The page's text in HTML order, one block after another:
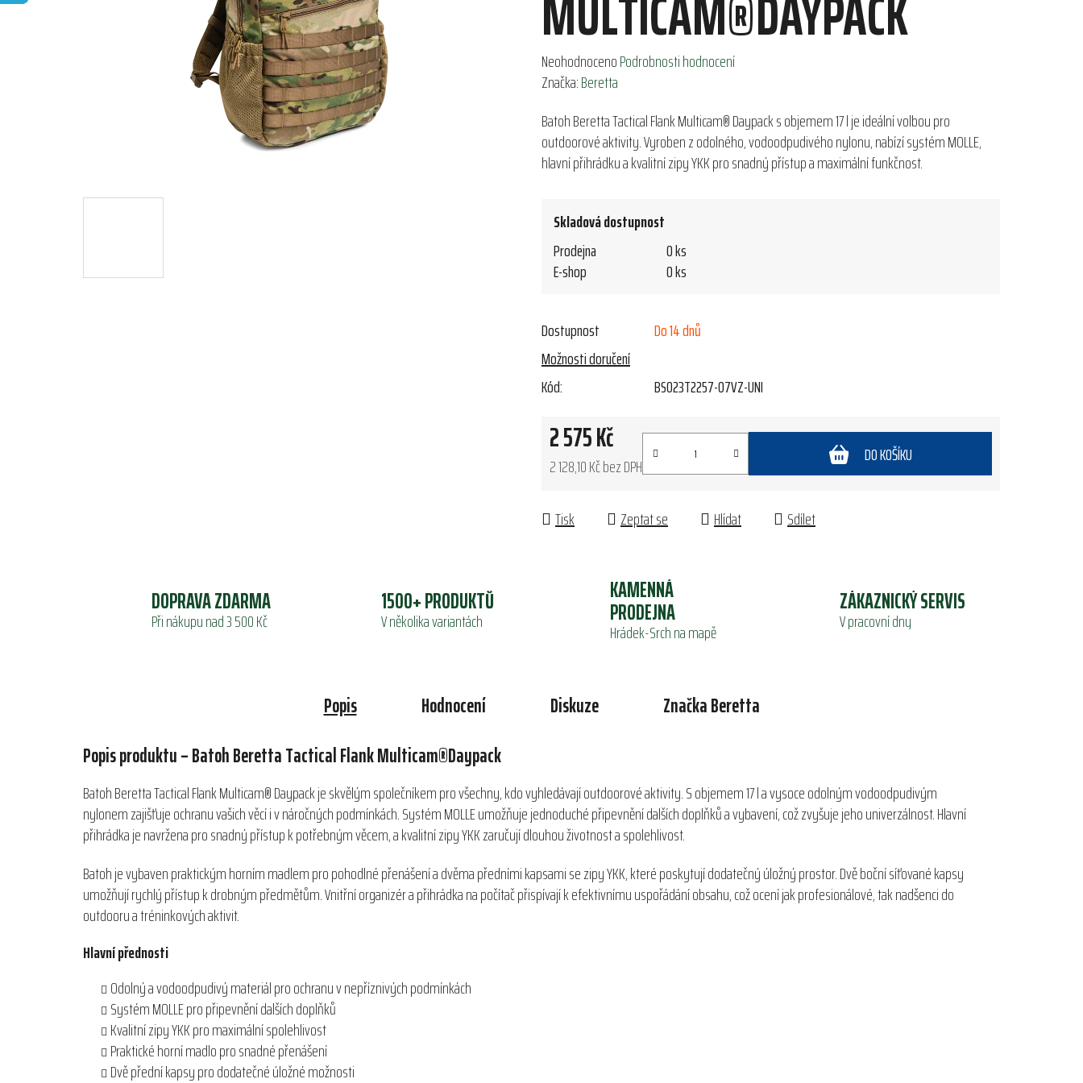
Průměrné
hodnocení
je
0,0
z
NeohodnocenoPodrobnosti hodnocení
Značka:Beretta
Batoh Beretta Tactical Flank Multicam® Daypack s objemem 17 l je ideální volbou pro
outdoorové aktivity. Vyroben z odolného, vodoodpudivého nylonu, nabízí systém MOLLE,
hlavní přihrádku a kvalitní zipy YKK pro snadný přístup a maximální funkčnost.
Skladová dostupnost
Prodejna
0 ks
E-shop
0 ks
Dostupnost
Do 14 dnů
Možnosti doručení
Kód:
BS023T2257-07VZ-UNI
2 575 Kč
2 128,10 Kč bez DPH
DO KOŠÍKU
Tisk Zeptat se Hlídat Sdílet
DOPRAVA ZDARMA
Při nákupu nad 3 500 Kč
1500+ PRODUKTŮ
V několika variantách
KAMENNÁ
PRODEJNA
Hrádek-Srch na mapě
ZÁKAZNICKÝ SERVIS
V pracovní dny
Popis Hodnocení Diskuze ZnačkaBeretta
Popis produktu – Batoh Beretta Tactical Flank Multicam®Daypack
Batoh Beretta Tactical Flank Multicam® Daypack je skvělým společníkem pro všechny, kdo vyhledávají outdoorové aktivity. S objemem 17 l a vysoce odolným vodoodpudivým
nylonem zajišťuje ochranu vašich věcí i v náročných podmínkách. Systém MOLLE umožňuje jednoduché připevnění dalších doplňků a vybavení, což zvyšuje jeho univerzálnost. Hlavní
přihrádka je navržena pro snadný přístup k potřebným věcem, a kvalitní zipy YKK zaručují dlouhou životnost a spolehlivost.
Batoh je vybaven praktickým horním madlem pro pohodlné přenášení a dvěma předními kapsami se zipy YKK, které poskytují dodatečný úložný prostor. Dvě boční síťované kapsy
umožňují rychlý přístup k drobným předmětům. Vnitřní organizér a přihrádka na počítač přispívají k efektivnímu uspořádání obsahu, což ocení jak profesionálové, tak nadšenci do
outdooru a tréninkových aktivit.
Hlavní přednosti
Odolný a vodoodpudivý materiál pro ochranu v nepříznivých podmínkách
Systém MOLLE pro připevnění dalších doplňků
Kvalitní zipy YKK pro maximální spolehlivost
Praktické horní madlo pro snadné přenášení
Dvě přední kapsy pro dodatečné úložné možnosti